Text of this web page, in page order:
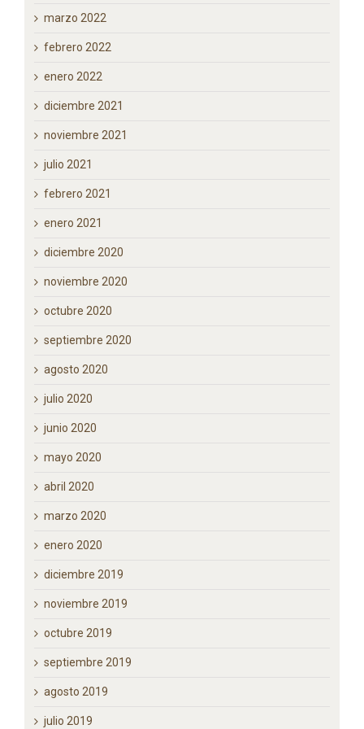
julio 2022
junio 2022
mayo 2022
marzo 2022
febrero 2022
enero 2022
diciembre 2021
noviembre 2021
julio 2021
febrero 2021
enero 2021
diciembre 2020
noviembre 2020
octubre 2020
septiembre 2020
agosto 2020
julio 2020
junio 2020
mayo 2020
abril 2020
marzo 2020
enero 2020
diciembre 2019
noviembre 2019
octubre 2019